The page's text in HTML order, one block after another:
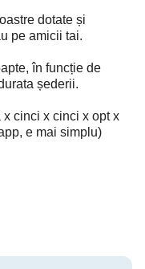
dotate și
pe amicii tai.
în funcție de
șederii.
cinci x cinci x opt x
e mai simplu)